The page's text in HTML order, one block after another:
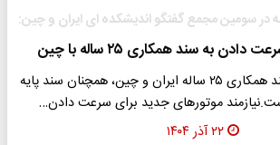
در سومین مجمع گفتگو اندیشکده ای ایران و چین:
به سند همکاری ۲۵ ساله با چین
خطیب زاده گفت: سند همکاری ۲۵ ساله ایران و چین، همچنان سند پایه
موتورهای جدید برای سرعت دادن…
۲۲ آذر ۱۴۰۴